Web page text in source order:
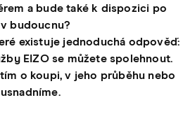
a bude také k dispozici po
budoucnu?
existuje jednoduchá odpověď:
EIZO se můžete spolehnout.
o koupi, v jeho průběhu nebo